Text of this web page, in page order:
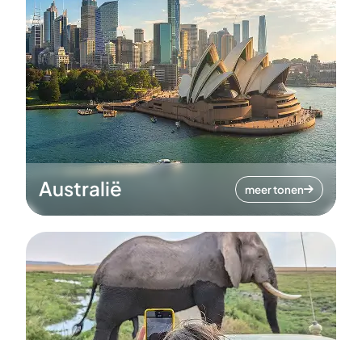
Australië meer tonen